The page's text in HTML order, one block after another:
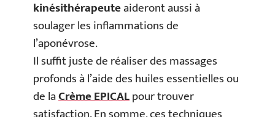
kinésithérapeuteaideront aussi à
soulager les inflammations de
l’aponévrose.
Il suffit juste de réaliser des massages
profonds à l’aide des huiles essentielles ou
de laCrème EPICALpour trouver